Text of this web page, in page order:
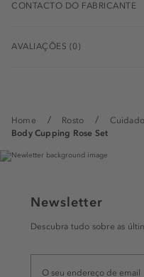
Home Rosto
Body Cupping Rose Set
CONTACTO DO FABRICANTE
AVALIAÇÕES (0)
Newsletter
Descubra tudo sobre as